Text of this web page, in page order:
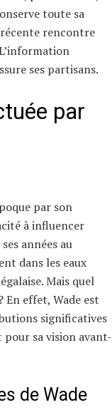
toute sa
rencontre
ses partisans.
par
par son
à influencer
années au
dans les eaux
Mais quel
effet, Wade est
significatives
pour sa vision avant-
de Wade